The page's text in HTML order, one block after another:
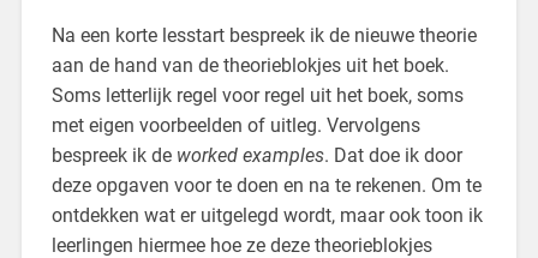
Na een korte lesstart bespreek ik de nieuwe theorie
aan de hand van de theorieblokjes uit het boek.
Soms letterlijk regel voor regel uit het boek, soms
met eigen voorbeelden of uitleg. Vervolgens
bespreek ik de worked examples. Dat doe ik door
deze opgaven voor te doen en na te rekenen. Om te
ontdekken wat er uitgelegd wordt, maar ook toon ik
leerlingen hiermee hoe ze deze theorieblokjes